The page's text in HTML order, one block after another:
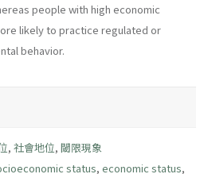
people with high economic
likely to practice regulated or
behavior.
, 社會地位, 閾限現象
status, economic status,